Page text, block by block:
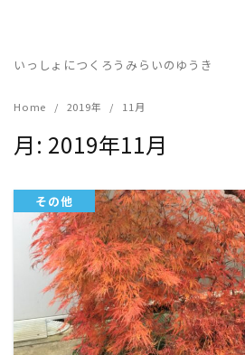
content
いっしょにつくろうみらいのゆうき
Home 2019年 11月
月: 2019年11月
その他
READ MORE